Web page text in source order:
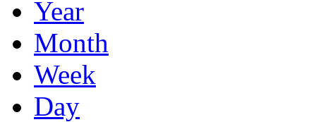
Year
Month
Week
Day